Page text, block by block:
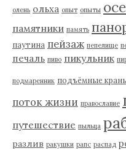
олень ольха опыт опыты
памятники память
паутина пейзаж пепелище
печаль пиво пикульник
подмаренник подъёмные
поток жизни православие
путешествие пыльца
разлив ракушки рапс распад